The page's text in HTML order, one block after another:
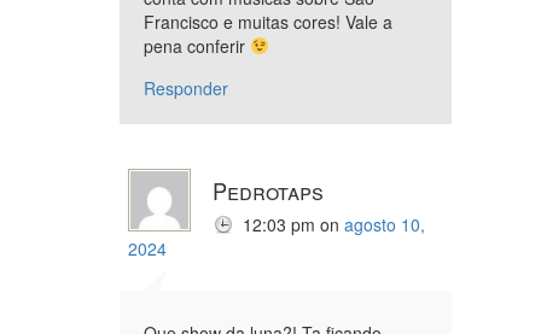
Francisco e muitas cores! Vale a
pena conferir
Responder
Pedrotaps
12:03 pm on agosto 10,
2024